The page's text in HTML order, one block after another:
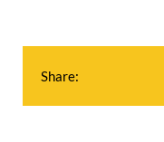
Share: